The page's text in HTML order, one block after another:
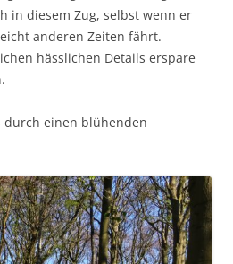
in diesem Zug, selbst wenn er
anderen Zeiten fährt.
hässlichen Details erspare
durch einen blühenden